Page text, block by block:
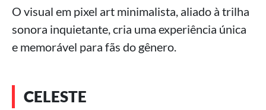
O visual em pixel art minimalista, aliado à trilha
sonora inquietante, cria uma experiência única
e memorável para fãs do gênero.
CELESTE